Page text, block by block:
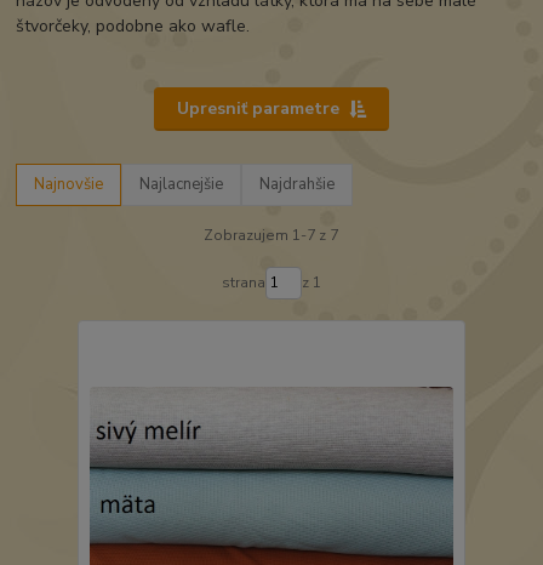
štvorčeky, podobne ako wafle.
Upresniť parametre
Najnovšie Najlacnejšie Najdrahšie
Zobrazujem 1-7 z 7
strana z 1